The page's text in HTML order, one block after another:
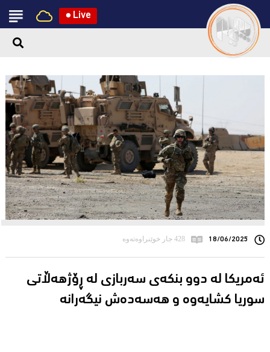
● Live
18/06/2025 428 جار خوێنراوەتەوە
ئه‌مریكا له‌ دوو بنكه‌ی سه‌ربازی له‌ ڕۆژهه‌ڵاتی